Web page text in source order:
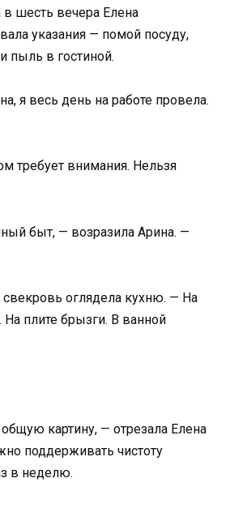
шесть вечера Елена
указания — помой посуду,
пыль в гостиной.
я весь день на работе провела.
требует внимания. Нельзя
быт, — возразила Арина. —
оглядела кухню. — На
плите брызги. В ванной
картину, — отрезала Елена
поддерживать чистоту
в неделю.